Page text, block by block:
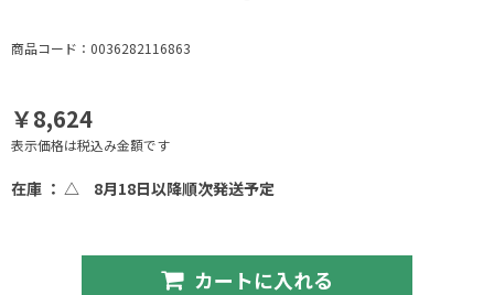
商品コード：0036282116863
￥8,624
表示価格は税込み金額です
在庫 ： △ 8月18日以降順次発送予定
カートに入れる